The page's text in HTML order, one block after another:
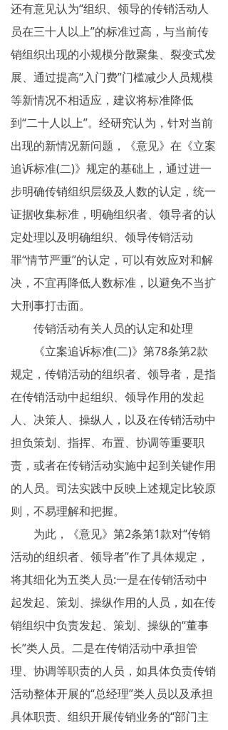
还有意见认为“组织、领导的传销活动人
员在三十人以上”的标准过高，与当前传
销组织出现的小规模分散聚集、裂变式发
展、通过提高“入门费”门槛减少人员规模
等新情况不相适应，建议将标准降低
到“二十人以上”。经研究认为，针对当前
出现的新情况新问题，《意见》在《立案
追诉标准(二)》规定的基础上，通过进一
步明确传销组织层级及人数的认定，统一
证据收集标准，明确组织者、领导者的认
定处理以及明确组织、领导传销活动
罪“情节严重”的认定，可以有效应对和解
决，不宜再降低人数标准，以避免不当扩
大刑事打击面。
传销活动有关人员的认定和处理
《立案追诉标准(二)》第78条第2款
规定，传销活动的组织者、领导者，是指
在传销活动中起组织、领导作用的发起
人、决策人、操纵人，以及在传销活动中
担负策划、指挥、布置、协调等重要职
责，或者在传销活动实施中起到关键作用
的人员。司法实践中反映上述规定比较原
则，不易理解和把握。
为此，《意见》第2条第1款对“传销
活动的组织者、领导者”作了具体规定，
将其细化为五类人员:一是在传销活动中
起发起、策划、操纵作用的人员，如在传
销组织中负责发起、策划、操纵的“董事
长”类人员。二是在传销活动中承担管
理、协调等职责的人员，如具体负责传销
活动整体开展的“总经理”类人员以及承担
具体职责、组织开展传销业务的“部门主